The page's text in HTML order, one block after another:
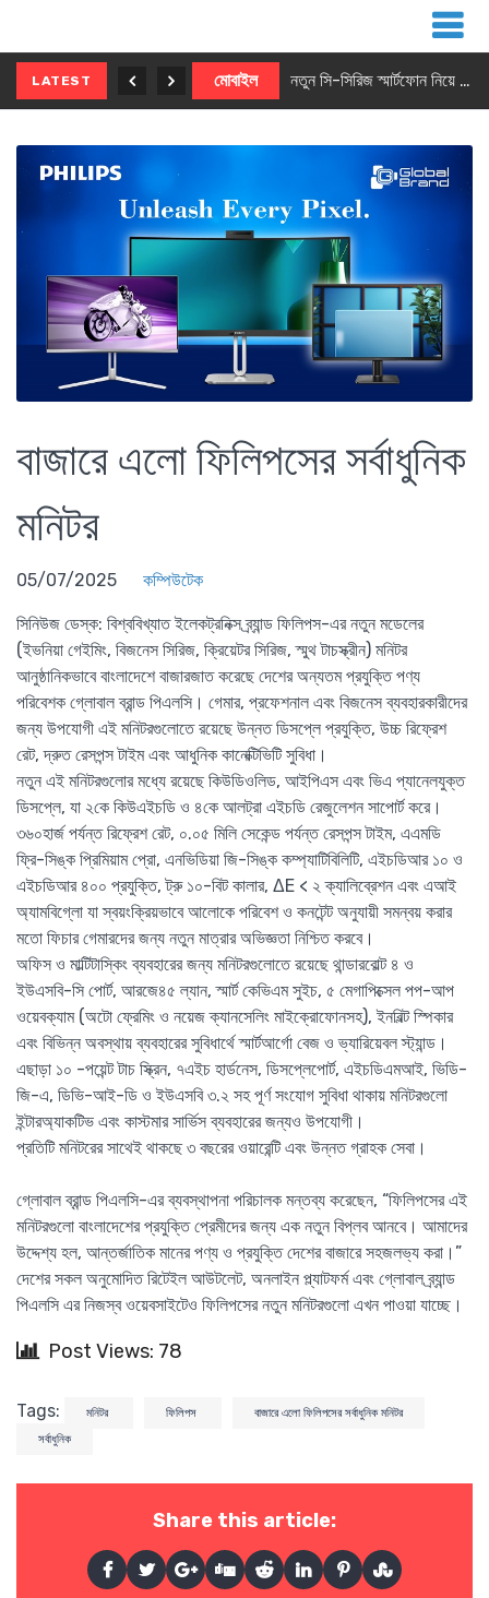
LATEST মোবাইল নতুন সি-সিরিজ স্মার্টফোন নিয়ে আসছে রিয়েলমি
বাজারে এলো ফিলিপসের সর্বাধুনিক
মনিটর
05/07/2025 কম্পিউটেক
সিনিউজ ডেস্ক: বিশ্ববিখ্যাত ইলেকট্রনিক্স ব্র্যান্ড ফিলিপস-এর নতুন মডেলের
(ইভনিয়া গেইমিং, বিজনেস সিরিজ, ক্রিয়েটর সিরিজ, স্মুথ টাচস্ক্রীন) মনিটর
আনুষ্ঠানিকভাবে বাংলাদেশে বাজারজাত করেছে দেশের অন্যতম প্রযুক্তি পণ্য
পরিবেশক গ্লোবাল ব্রান্ড পিএলসি। গেমার, প্রফেশনাল এবং বিজনেস ব্যবহারকারীদের
জন্য উপযোগী এই মনিটরগুলোতে রয়েছে উন্নত ডিসপ্লে প্রযুক্তি, উচ্চ রিফ্রেশ
রেট, দ্রুত রেসপন্স টাইম এবং আধুনিক কানেক্টিভিটি সুবিধা।
নতুন এই মনিটরগুলোর মধ্যে রয়েছে কিউডিওলিড, আইপিএস এবং ভিএ প্যানেলযুক্ত
ডিসপ্লে, যা ২কে কিউএইচডি ও ৪কে আলট্রা এইচডি রেজুলেশন সাপোর্ট করে।
৩৬০হার্জ পর্যন্ত রিফ্রেশ রেট, ০.০৫ মিলি সেকেন্ড পর্যন্ত রেসপন্স টাইম, এএমডি
ফ্রি-সিঙ্ক প্রিমিয়াম প্রো, এনভিডিয়া জি-সিঙ্ক কম্প্যাটিবিলিটি, এইচডিআর ১০ ও
এইচডিআর ৪০০ প্রযুক্তি, ট্রু ১০-বিট কালার, ΔE < ২ ক্যালিব্রেশন এবং এআই
অ্যামবিগ্লো যা স্বয়ংক্রিয়ভাবে আলোকে পরিবেশ ও কনটেন্ট অনুযায়ী সমন্বয় করার
মতো ফিচার গেমারদের জন্য নতুন মাত্রার অভিজ্ঞতা নিশ্চিত করবে।
অফিস ও মাল্টিটাস্কিং ব্যবহারের জন্য মনিটরগুলোতে রয়েছে থান্ডারবোল্ট ৪ ও
ইউএসবি-সি পোর্ট, আরজে৪৫ ল্যান, স্মার্ট কেভিএম সুইচ, ৫ মেগাপিক্সেল পপ-আপ
ওয়েবক্যাম (অটো ফ্রেমিং ও নয়েজ ক্যানসেলিং মাইক্রোফোনসহ), ইনবিল্ট স্পিকার
এবং বিভিন্ন অবস্থায় ব্যবহারের সুবিধার্থে স্মার্টআর্গো বেজ ও ভ্যারিয়েবল স্ট্যান্ড।
এছাড়া ১০ -পয়েন্ট টাচ স্ক্রিন, ৭এইচ হার্ডনেস, ডিসপ্লেপোর্ট, এইচডিএমআই, ভিডি-
জি-এ, ডিভি-আই-ডি ও ইউএসবি ৩.২ সহ পূর্ণ সংযোগ সুবিধা থাকায় মনিটরগুলো
ইন্টারঅ্যাকটিভ এবং কাস্টমার সার্ভিস ব্যবহারের জন্যও উপযোগী।
প্রতিটি মনিটরের সাথেই থাকছে ৩ বছরের ওয়ারেন্টি এবং উন্নত গ্রাহক সেবা।
গ্লোবাল ব্রান্ড পিএলসি-এর ব্যবস্থাপনা পরিচালক মন্তব্য করেছেন, “ফিলিপসের এই
মনিটরগুলো বাংলাদেশের প্রযুক্তি প্রেমীদের জন্য এক নতুন বিপ্লব আনবে। আমাদের
উদ্দেশ্য হল, আন্তর্জাতিক মানের পণ্য ও প্রযুক্তি দেশের বাজারে সহজলভ্য করা।”
দেশের সকল অনুমোদিত রিটেইল আউটলেট, অনলাইন প্ল্যাটফর্ম এবং গ্লোবাল ব্র্যান্ড
পিএলসি এর নিজস্ব ওয়েবসাইটেও ফিলিপসের নতুন মনিটরগুলো এখন পাওয়া যাচ্ছে।
Post Views: 78
Tags: মনিটর ফিলিপস
বাজারে এলো ফিলিপসের সর্বাধুনিক মনিটর
সর্বাধুনিক
Share this article: